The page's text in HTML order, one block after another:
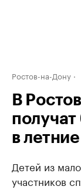
Ростов-на-Дону
В
в
Детей из
участников